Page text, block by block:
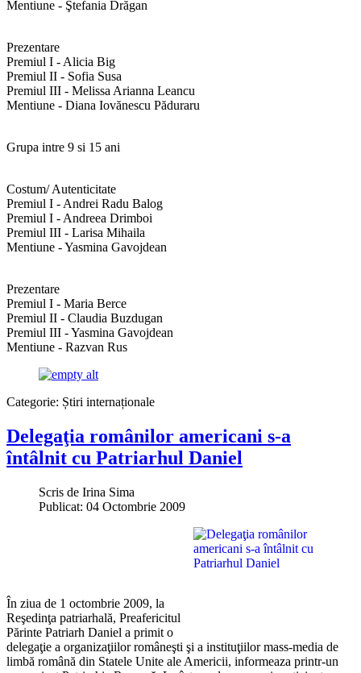
Mentiune - Ştefania Drăgan
Prezentare
Premiul I - Alicia Big
Premiul II - Sofia Susa
Premiul III - Melissa Arianna Leancu
Mentiune - Diana Iovănescu Păduraru
Grupa intre 9 si 15 ani
Costum/ Autenticitate
Premiul I - Andrei Radu Balog
Premiul I - Andreea Drimboi
Premiul III - Larisa Mihaila
Mentiune - Yasmina Gavojdean
Prezentare
Premiul I - Maria Berce
Premiul II - Claudia Buzdugan
Premiul III - Yasmina Gavojdean
Mentiune - Razvan Rus
Categorie: Știri internaționale
Delegaţia românilor americani s-a
întâlnit cu Patriarhul Daniel
Scris de Irina Sima
Publicat: 04 Octombrie 2009
În ziua de 1 octombrie 2009, la
Reşedinţa patriarhală, Preafericitul
Părinte Patriarh Daniel a primit o
delegaţie a organizaţiilor româneşti şi a instituţiilor mass-media de
limbă română din Statele Unite ale Americii, informeaza printr-un